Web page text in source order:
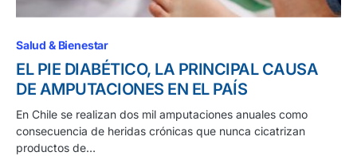
Salud & Bienestar
EL PIE DIABÉTICO, LA PRINCIPAL CAUSA
DE AMPUTACIONES EN EL PAÍS
En Chile se realizan dos mil amputaciones anuales como
consecuencia de heridas crónicas que nunca cicatrizan
productos de…